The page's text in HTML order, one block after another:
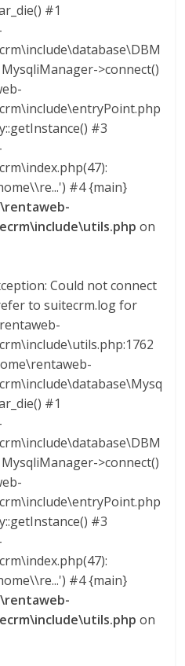
#1
>connect()
#3
#4 {main}
on
Could not connect
to suitecrm.log for
#1
>connect()
#3
#4 {main}
on